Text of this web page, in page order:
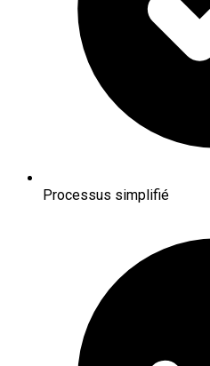
Processus simplifié